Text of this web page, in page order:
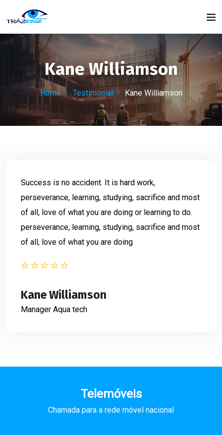
Kane Williamson
Home Testimonial Kane Williamson
Success is no accident. It is hard work,
perseverance, learning, studying, sacrifice and most
of all, love of what you are doing or learning to do.
perseverance, learning, studying, sacrifice and most
of all, love of what you are doing
Kane Williamson
Manager Aqua tech
Telemóveis
Chamada para a rede móvel nacional